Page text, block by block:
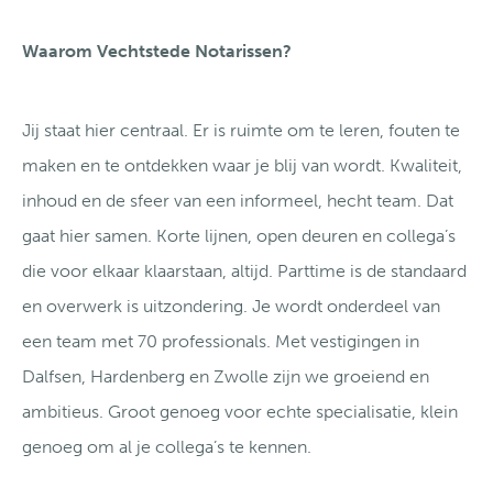
Waarom Vechtstede Notarissen?
Jij staat hier centraal. Er is ruimte om te leren, fouten te
maken en te ontdekken waar je blij van wordt. Kwaliteit,
inhoud en de sfeer van een informeel, hecht team. Dat
gaat hier samen. Korte lijnen, open deuren en collega’s
die voor elkaar klaarstaan, altijd. Parttime is de standaard
en overwerk is uitzondering. Je wordt onderdeel van
een team met 70 professionals. Met vestigingen in
Dalfsen, Hardenberg en Zwolle zijn we groeiend en
ambitieus. Groot genoeg voor echte specialisatie, klein
genoeg om al je collega’s te kennen.